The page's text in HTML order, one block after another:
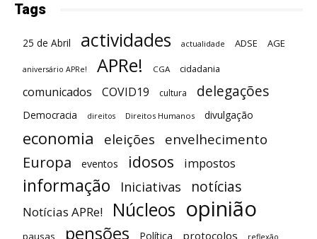
Tags
25 de Abril actividades actualidade ADSE AGE
aniversário APRe! APRe! CGA cidadania
comunicados COVID19 cultura delegações
Democracia direitos Direitos Humanos divulgação
economia eleições envelhecimento
Europa eventos idosos impostos
informação Iniciativas notícias
Notícias APRe! Núcleos opinião
pausas pensões Política protocolos reflexão